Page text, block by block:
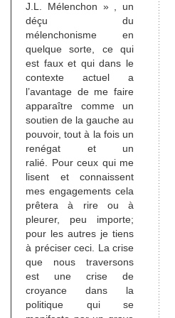
J.L. Mélenchon » , un
déçu du
mélenchonisme en
quelque sorte, ce qui
est faux et qui dans le
contexte actuel a
l’avantage de me faire
apparaître comme un
soutien de la gauche au
pouvoir, tout à la fois un
renégat et un
ralié. Pour ceux qui me
lisent et connaissent
mes engagements cela
prêtera à rire ou à
pleurer, peu importe;
pour les autres je tiens
à préciser ceci. La crise
que nous traversons
est une crise de
croyance dans la
politique qui se